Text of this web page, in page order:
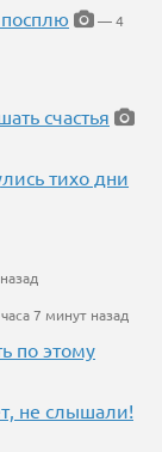
— 4
счастья
тихо дни
7 минут назад
по этому
не слышали!